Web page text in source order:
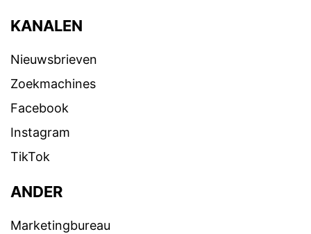
KANALEN
Nieuwsbrieven
Zoekmachines
Facebook
Instagram
TikTok
ANDER
Marketingbureau